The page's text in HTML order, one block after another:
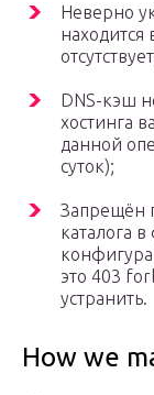
Неверно
DNS-кэш
хостинга
данной
суток);
Запрещён
каталога
это 403
устранить.
How we